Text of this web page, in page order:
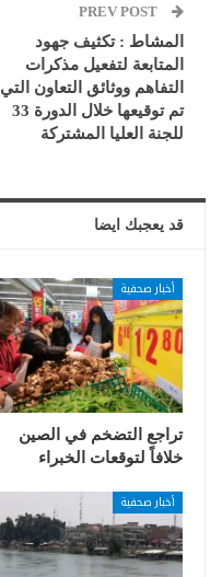
المشاط : تكثيف جهود
المتابعة لتفعيل مذكرات
التفاهم ووثائق التعاون التي
تم توقيعها خلال الدورة 33
للجنة العليا المشتركة
قد يعجبك ايضا
أخبار صحفية
تراجع التضخم في الصين
خلافاً لتوقعات الخبراء
أخبار صحفية